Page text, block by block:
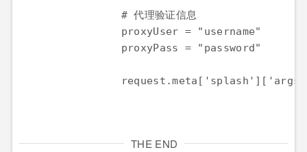
# 代理验证信息
proxyUser =
"username"
proxyPass
= "password"
request .meta [ 'splash' ][ 'args'
THE END